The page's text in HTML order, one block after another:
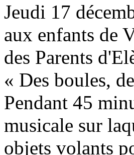
Jeudi 17
aux enfants de
des Parents
« Des boules,
Pendant 45
musicale sur
objets volants